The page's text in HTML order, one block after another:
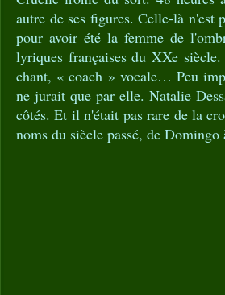
autre de ses figures. Celle-là n'est
pour avoir été la femme de
lyriques françaises du XXe
chant, « coach » vocale… Peu
ne jurait que par elle. Natalie
côtés. Et il n'était pas rare de la
noms du siècle passé, de Domingo